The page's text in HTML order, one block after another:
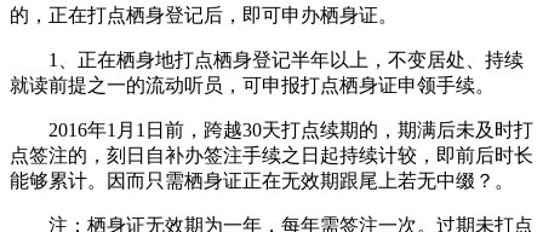
的，正在打点栖身登记后，即可申办栖身证。
1、正在栖身地打点栖身登记半年以上，不变居处、持续
就读前提之一的流动听员，可申报打点栖身证申领手续。
2016年1月1日前，跨越30天打点续期的，期满后未及时打
点签注的，刻日自补办签注手续之日起持续计较，即前后时长
能够累计。因而只需栖身证正在无效期跟尾上若无中缀？。
注：栖身证无效期为一年，每年需签注一次。过期未打点